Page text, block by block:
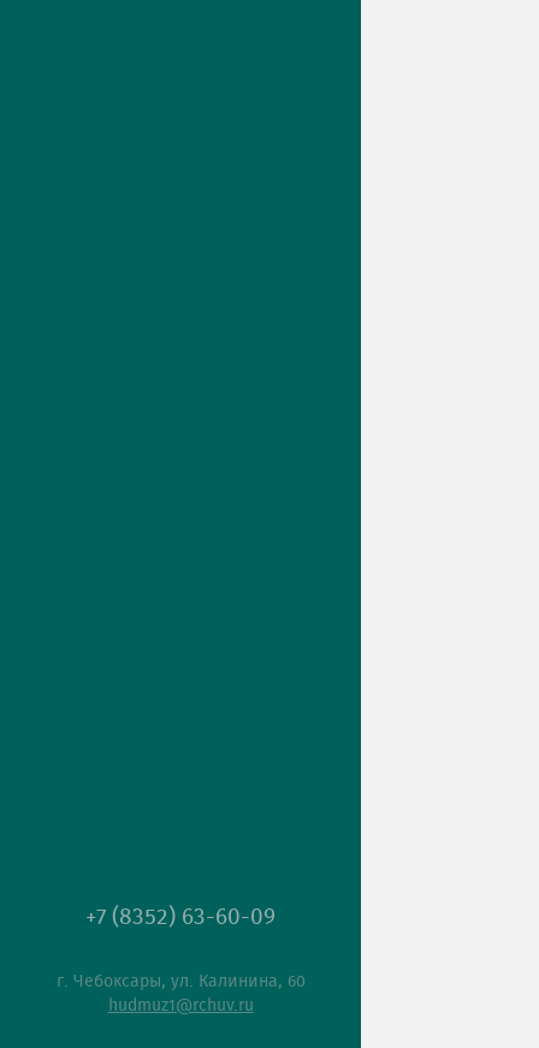
+7 (8352) 63-60-09
г. Чебоксары, ул. Калинина, 60
hudmuz1@rchuv.ru